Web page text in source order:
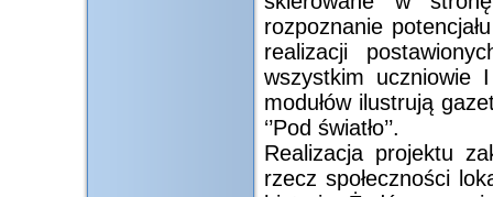
rozpoznanie
realizacji
wszystkim uczniowie
modułów ilustrują
‘’Pod światło’’.
Realizacja projektu
rzecz społeczności